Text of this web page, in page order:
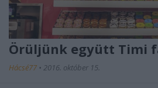
Örüljünk együtt Timi
Hácsé77 • 2016. október 15.